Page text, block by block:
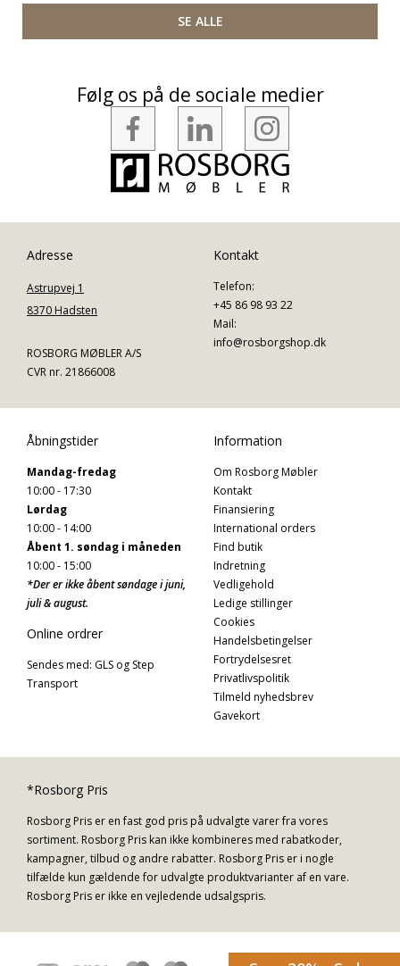
SE ALLE
Følg os på de sociale medier
Adresse
Astrupvej 1
8370 Hadsten
ROSBORG MØBLER A/S
CVR nr. 21866008
Kontakt
Telefon:
+45 86 98 93 22
Mail:
info@rosborgshop.dk
Åbningstider
Mandag-fredag
10:00 - 17:30
Lørdag
10:00 - 14:00
Åbent 1. søndag i måneden
10:00 - 15:00
*Der er ikke åbent søndage i juni,
juli & august.
Online ordrer
Sendes med: GLS og Step
Transport
Information
Om Rosborg Møbler
Kontakt
Finansiering
International orders
Find butik
Indretning
Vedligehold
Ledige stillinger
Cookies
Handelsbetingelser
Fortrydelsesret
Privatlivspolitik
Tilmeld nyhedsbrev
Gavekort
*Rosborg Pris
Rosborg Pris er en fast god pris på udvalgte varer fra vores
sortiment. Rosborg Pris kan ikke kombineres med rabatkoder,
kampagner, tilbud og andre rabatter. Rosborg Pris er i nogle
tilfælde kun gældende for udvalgte produktvarianter af en vare.
Rosborg Pris er ikke en vejledende udsalgspris.